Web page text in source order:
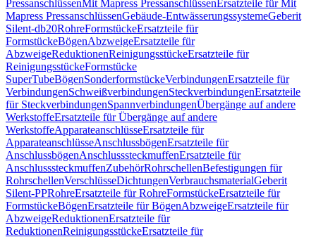
PressanschlüssenMit Mapress PressanschlüssenErsatzteile für Mit
Mapress PressanschlüssenGebäude-EntwässerungssystemeGeberit
Silent-db20RohreFormstückeErsatzteile für
FormstückeBögenAbzweigeErsatzteile für
AbzweigeReduktionenReinigungsstückeErsatzteile für
ReinigungsstückeFormstücke
SuperTubeBögenSonderformstückeVerbindungenErsatzteile für
VerbindungenSchweißverbindungenSteckverbindungenErsatzteile
für SteckverbindungenSpannverbindungenÜbergänge auf andere
WerkstoffeErsatzteile für Übergänge auf andere
WerkstoffeApparateanschlüsseErsatzteile für
ApparateanschlüsseAnschlussbögenErsatzteile für
AnschlussbögenAnschlusssteckmuffenErsatzteile für
AnschlusssteckmuffenZubehörRohrschellenBefestigungen für
RohrschellenVerschlüsseDichtungenVerbrauchsmaterialGeberit
Silent-PPRohreErsatzteile für RohreFormstückeErsatzteile für
FormstückeBögenErsatzteile für BögenAbzweigeErsatzteile für
AbzweigeReduktionenErsatzteile für
ReduktionenReinigungsstückeErsatzteile für